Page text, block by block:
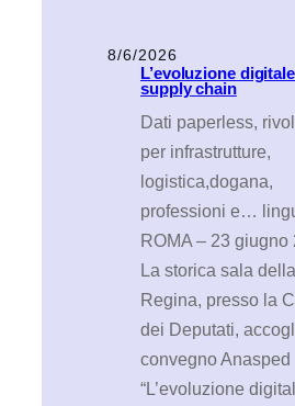
8/6/2026
L’evoluzione
supply chain
Dati paperless,
per infrastrutture,
logistica,dogana,
professioni e…
ROMA – 23 giugno
La storica sala della
Regina, presso la
dei Deputati,
convegno Anasped
“L’evoluzione